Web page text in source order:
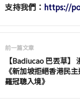
支持我們： https://
前一篇文章
【Badiucao 巴丟草】
《新加坡拒絕香港民
羅冠聰入境》